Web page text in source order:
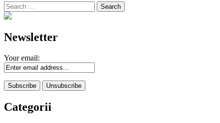
Search
for:
Newsletter
Your email:
Categorii